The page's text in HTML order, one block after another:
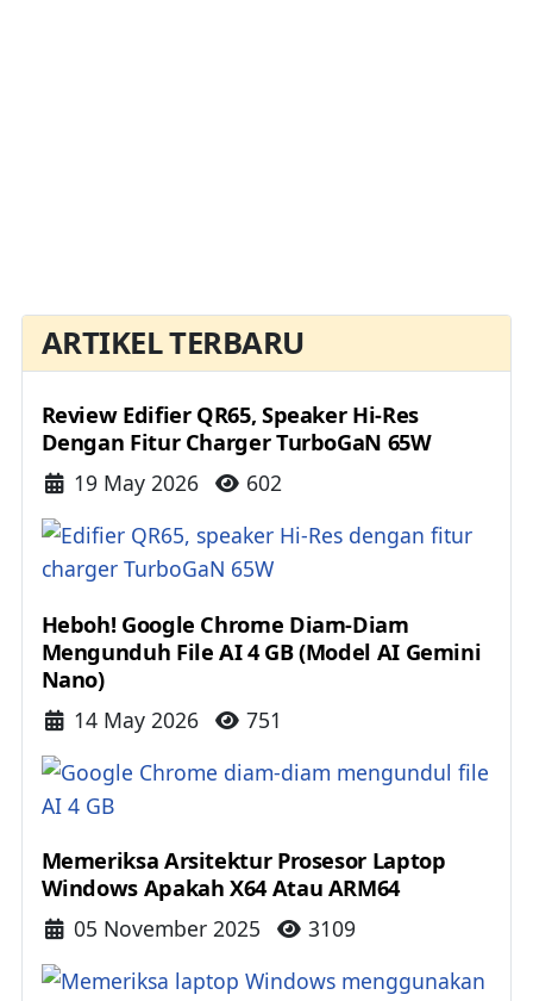
ARTIKEL TERBARU
Review Edifier QR65, Speaker Hi-Res
Dengan Fitur Charger TurboGaN 65W
Details
19 May 2026 602
Heboh! Google Chrome Diam-Diam
Mengunduh File AI 4 GB (Model AI Gemini
Nano)
Details
14 May 2026 751
Memeriksa Arsitektur Prosesor Laptop
Windows Apakah X64 Atau ARM64
Details
05 November 2025 3109